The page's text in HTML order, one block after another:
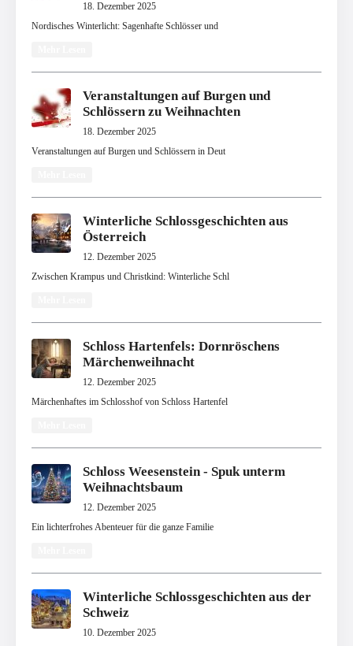
18. Dezember 2025
Nordisches Winterlicht: Sagenhafte Schlösser und
Veranstaltungen auf Burgen und
Schlössern zu Weihnachten
18. Dezember 2025
Veranstaltungen auf Burgen und Schlössern in Deut
Winterliche Schlossgeschichten aus
Österreich
12. Dezember 2025
Zwischen Krampus und Christkind: Winterliche Schl
Schloss Hartenfels: Dornröschens
Märchenweihnacht
12. Dezember 2025
Märchenhaftes im Schlosshof von Schloss Hartenfel
Schloss Weesenstein - Spuk unterm
Weihnachtsbaum
12. Dezember 2025
Ein lichterfrohes Abenteuer für die ganze Familie
Winterliche Schlossgeschichten aus der
Schweiz
10. Dezember 2025